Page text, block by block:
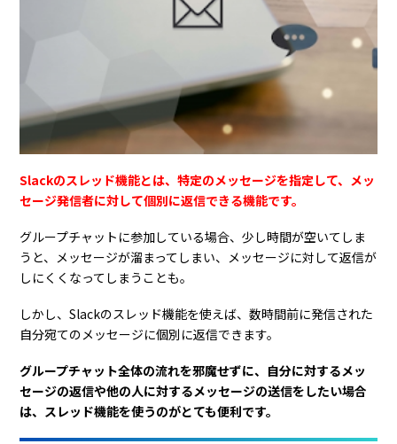
Slackのスレッド機能とは、特定のメッセージを指定して、メッ
セージ発信者に対して個別に返信できる機能です。
グループチャットに参加している場合、少し時間が空いてしま
うと、メッセージが溜まってしまい、メッセージに対して返信が
しにくくなってしまうことも。
しかし、Slackのスレッド機能を使えば、数時間前に発信された
自分宛てのメッセージに個別に返信できます。
グループチャット全体の流れを邪魔せずに、自分に対するメッ
セージの返信や他の人に対するメッセージの送信をしたい場合
は、スレッド機能を使うのがとても便利です。